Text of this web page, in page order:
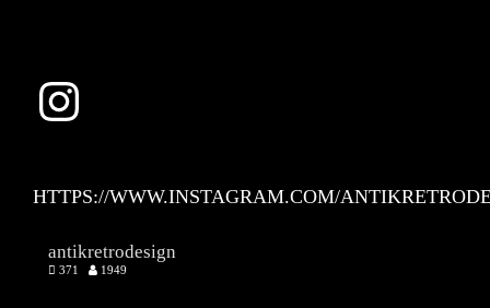
HTTPS://WWW.INSTAGRAM.COM/
antikretrodesign
371 1949